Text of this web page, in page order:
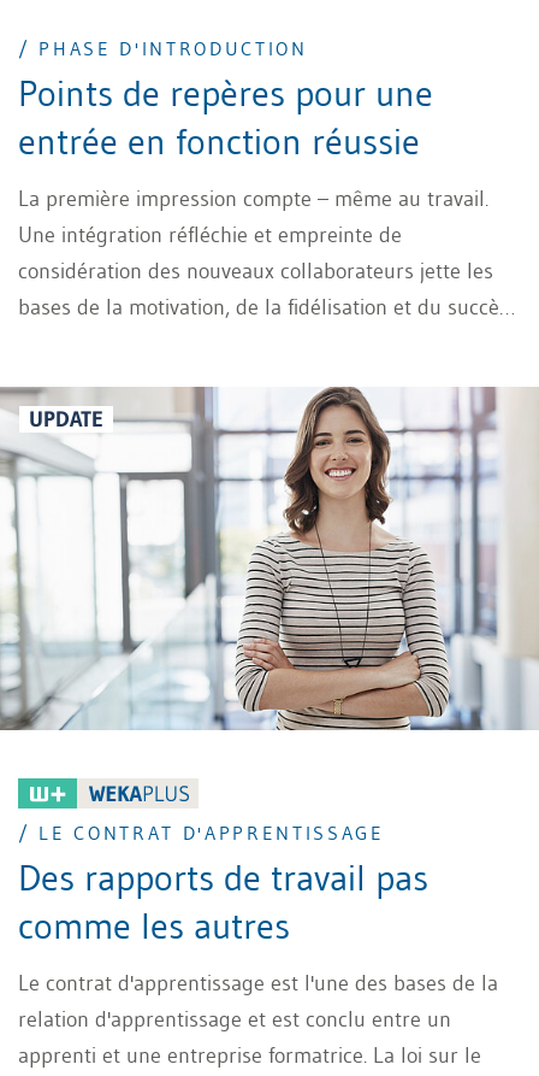
/ PHASE D'INTRODUCTION
Points de repères pour une
entrée en fonction réussie
La première impression compte – même au travail.
Une intégration réfléchie et empreinte de
considération des nouveaux collaborateurs jette les
bases de la motivation, de la fidélisation et du succès
ciblée vaut réellement la peine et quels facteurs de
réussite font la différence, vous le découvrirez dans
cet article.
UPDATE
/ LE CONTRAT D'APPRENTISSAGE
Des rapports de travail pas
comme les autres
Le contrat d'apprentissage est l'une des bases de la
relation d'apprentissage et est conclu entre un
apprenti et une entreprise formatrice. La loi sur le